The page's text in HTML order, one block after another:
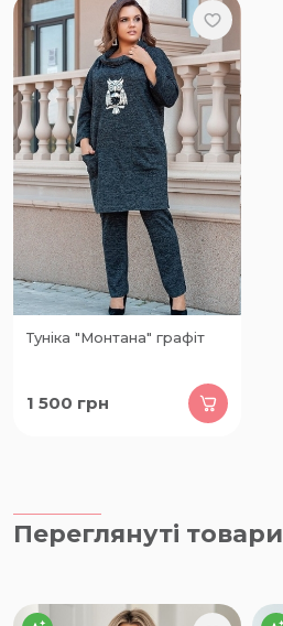
Туніка "Монтана" графіт
1 500 грн
Переглянуті товари